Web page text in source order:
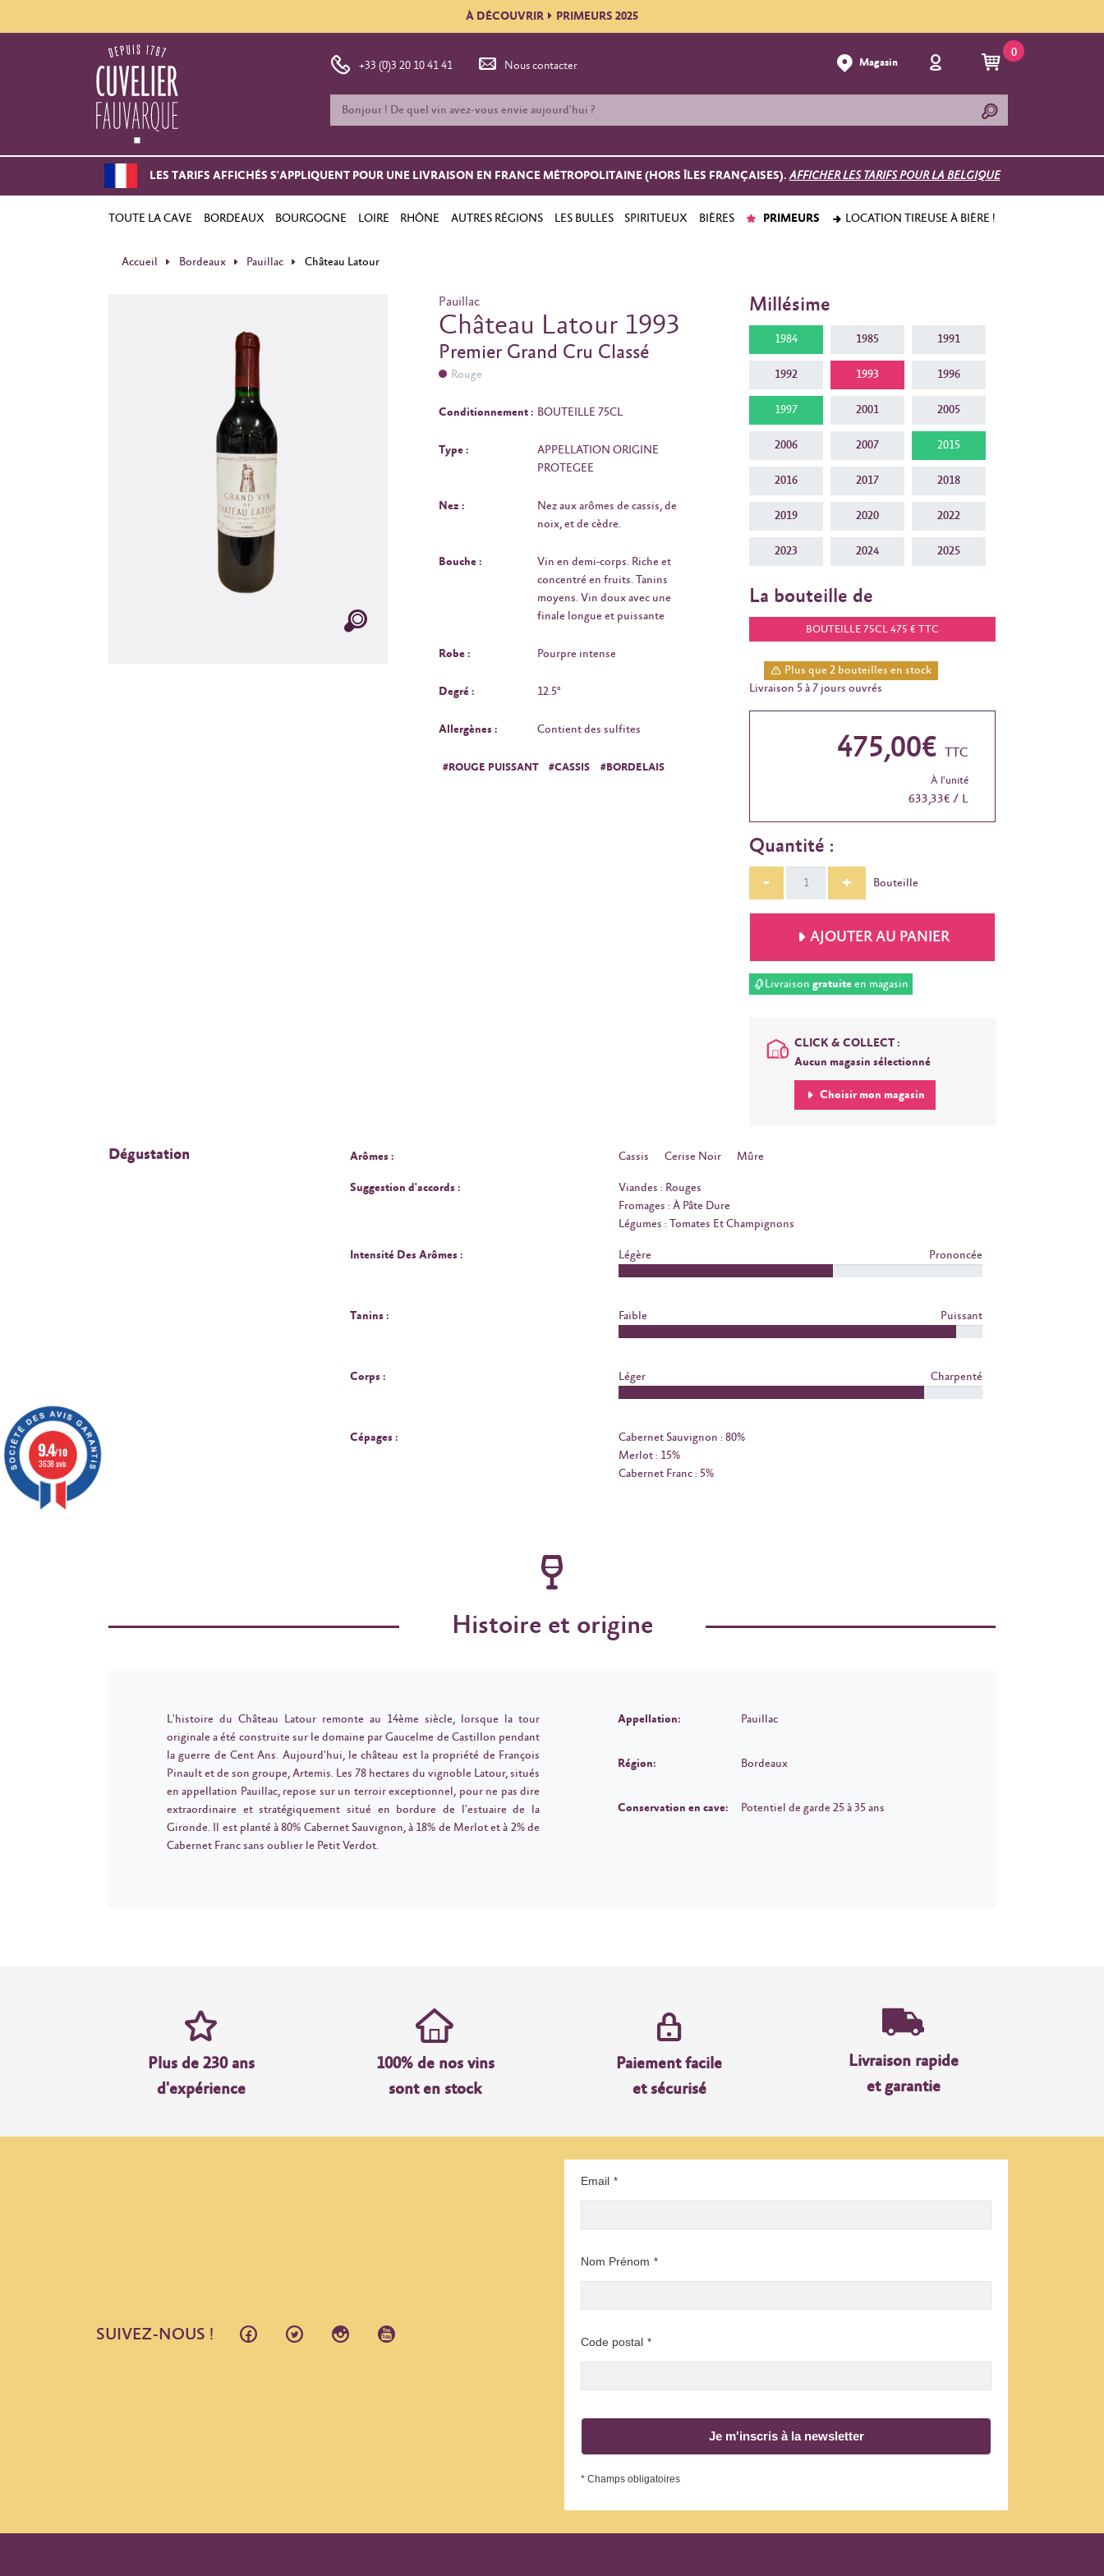
À DÉCOUVRIR PRIMEURS 2025
+33 (0)3 20 10 41 41 Nous contacter Magasin
0
LES TARIFS AFFICHÉS S'APPLIQUENT POUR UNE LIVRAISON EN FRANCE MÉTROPOLITAINE (HORS ÎLES FRANÇAISES).AFFICHER LES TARIFS POUR LA BELGIQUE
TOUTE LA CAVE BORDEAUX BOURGOGNE LOIRE RHÔNE AUTRES RÉGIONS LES BULLES SPIRITUEUX BIÈRES PRIMEURS LOCATION TIREUSE À BIÈRE !
Accueil Bordeaux Pauillac Château Latour
Pauillac
Château Latour 1993
Premier Grand Cru Classé
Rouge
Conditionnement : BOUTEILLE 75CL
Type :
APPELLATION ORIGINE
PROTEGEE
Nez :
Nez aux arômes de cassis, de
noix, et de cèdre.
Bouche :
Vin en demi-corps. Riche et
concentré en fruits. Tanins
moyens. Vin doux avec une
finale longue et puissante
Robe : Pourpre intense
Degré : 12.5°
Allergènes : Contient des sulfites
#ROUGE PUISSANT #CASSIS #BORDELAIS
Millésime
1984 1985 1991
1992 1993 1996
1997 2001 2005
2006 2007 2015
2016 2017 2018
2019 2020 2022
2023 2024 2025
La bouteille de
BOUTEILLE 75CL 475 € TTC
Plus que 2 bouteilles en stock
Livraison 5 à 7 jours ouvrés
475,00€ TTC
À l'unité
633,33€ / L
Quantité :
-
+ Bouteille
AJOUTER AU PANIER
Livraison gratuiteen magasin
CLICK & COLLECT :
Aucun magasin sélectionné
Choisir mon magasin
Dégustation Arômes : Cassis Cerise Noir Mûre
Suggestion d'accords :
Viandes : Rouges
Fromages : À Pâte Dure
Légumes : Tomates Et Champignons
Intensité Des Arômes : Légère Prononcée
Tanins : Faible Puissant
Corps : Léger Charpenté
Cépages :
Cabernet Sauvignon : 80%
Merlot : 15%
Cabernet Franc : 5%
Histoire et origine
L'histoire du Château Latour remonte au 14ème siècle, lorsque la tour
originale a été construite sur le domaine par Gaucelme de Castillon pendant
la guerre de Cent Ans. Aujourd'hui, le château est la propriété de François
Pinault et de son groupe, Artemis. Les 78 hectares du vignoble Latour, situés
en appellation Pauillac, repose sur un terroir exceptionnel, pour ne pas dire
extraordinaire et stratégiquement situé en bordure de l'estuaire de la
Gironde. Il est planté à 80% Cabernet Sauvignon, à 18% de Merlot et à 2% de
Cabernet Franc sans oublier le Petit Verdot.
Appellation: Pauillac
Région: Bordeaux
Conservation en cave: Potentiel de garde 25 à 35 ans
Plus de 230 ans
d'expérience
100% de nos vins
sont en stock
Paiement facile
et sécurisé
Livraison rapide
et garantie
SUIVEZ-NOUS !
Email *
Nom Prénom *
Code postal *
Je m'inscris à la newsletter
* Champs obligatoires
9.4/10
3638 avis